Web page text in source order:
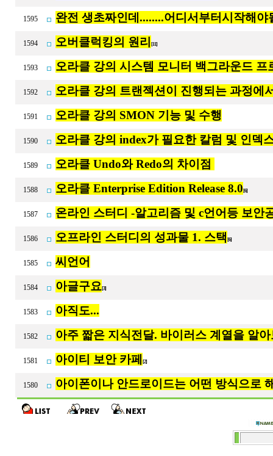
1595 완전 생초짜인데........어디서부터시작해야
1594 오버클럭킹의 원리 [11]
1593 오라클 강의 시스템 모니터 백그라운드 프
1592 오라클 강의 트랜젝션이 진행되는 과정에
1591 오라클 강의 SMON 기능 및 수행
1590 오라클 강의 index가 필요한 칼럼 및 인덱
1589 오라클 Undo와 Redo의 차이점
1588 오라클 Enterprise Edition Release 8.0 [6]
1587 온라인 스터디 -알고리즘 및 c언어등 보안
1586 오프라인 스터디의 성과물 1. 스택 [6]
1585 씨언어
1584 아글구요[3]
1583 아직도...
1582 아주 짧은 지식전달. 바이러스 계열을 알
1581 아이티 보안 카페 [2]
1580 아이폰이나 안드로이드는 어떤 방식으로